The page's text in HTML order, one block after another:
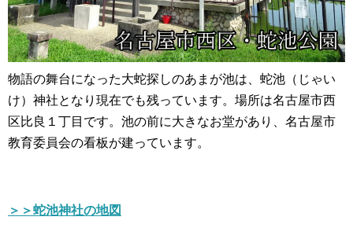
物語の舞台になった大蛇探しのあまが池は、蛇池（じゃい
け）神社となり現在でも残っています。場所は名古屋市西
区比良１丁目です。池の前に大きなお堂があり、名古屋市
教育委員会の看板が建っています。
＞＞蛇池神社の地図